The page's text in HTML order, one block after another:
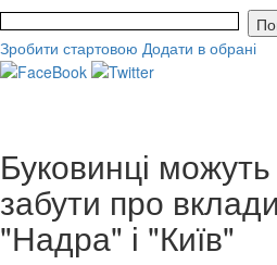
Зробити стартовою Додати в обрані
Буковинці
забути про
"Надра" і "Київ"